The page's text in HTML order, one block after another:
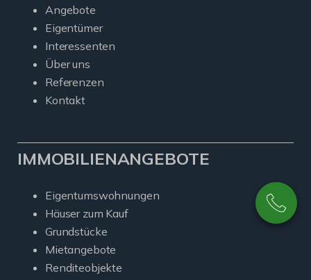
Angebote
Eigentümer
Interessenten
Über uns
Referenzen
Kontakt
IMMOBILIENANGEBOTE
Eigentumswohnungen
Häuser zum Kauf
Grundstücke
Mietangebote
Renditeobjekte